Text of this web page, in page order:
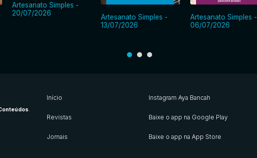
Artesanato Simples -
20/07/2026
Artesanato Simples -
13/07/2026
Artesanato Simples -
06/07/2026
Início
Revistas
Jornais
Instagram Aya Bancah
Baixe o app na Google Play
Baixe o app na App Store